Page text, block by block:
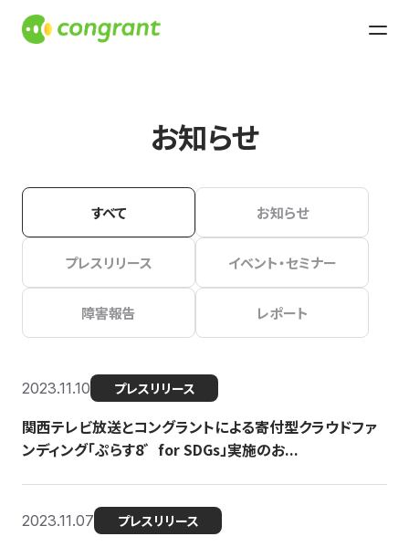
お知らせ
すべて お知らせ
プレスリリース イベント・セミナー
障害報告 レポート
2023.11.10 プレスリリース
関西テレビ放送とコングラントによる寄付型クラウドファ
ンディング「ぷらす8゛for SDGs」実施のお...
2023.11.07 プレスリリース